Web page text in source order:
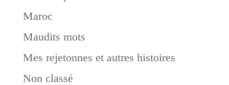
Maroc
Maudits mots
Mes rejetonnes et autres histoires
Non classé